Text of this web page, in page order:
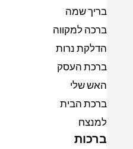
בריך שמה
ברכה למקווה
הדלקת נרות
ברכת העסק
האש שלי
ברכת הבית
למנצח
ברכות